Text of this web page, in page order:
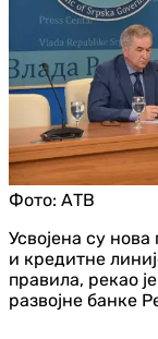
Фото: АТВ
Усвојена су
и кредитне
правила, рекао
развојне банке